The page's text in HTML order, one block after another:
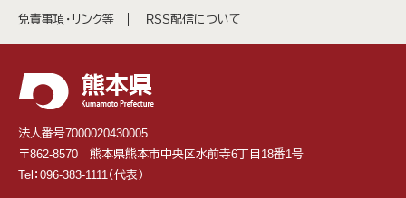
免責事項・リンク等 RSS配信について
法人番号7000020430005
〒862-8570 熊本県熊本市中央区水前寺6丁目18番1号
Tel：096-383-1111（代表）